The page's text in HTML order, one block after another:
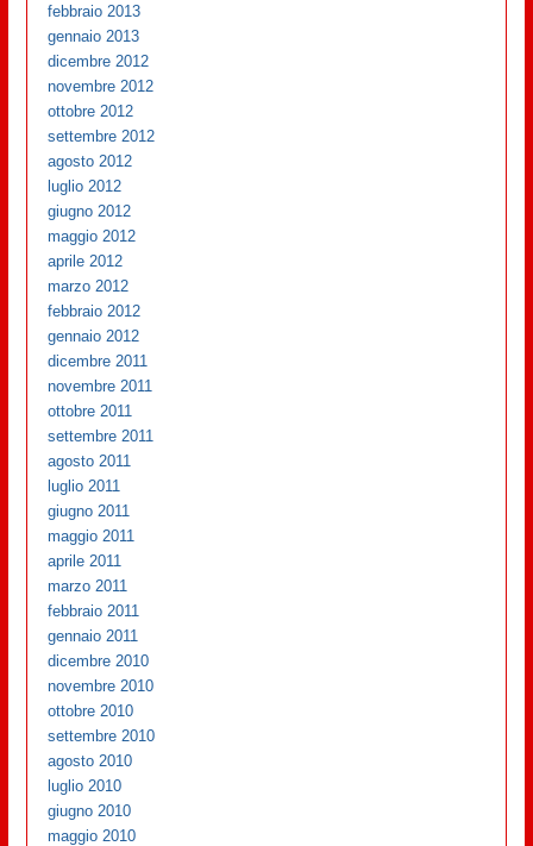
febbraio 2013
gennaio 2013
dicembre 2012
novembre 2012
ottobre 2012
settembre 2012
agosto 2012
luglio 2012
giugno 2012
maggio 2012
aprile 2012
marzo 2012
febbraio 2012
gennaio 2012
dicembre 2011
novembre 2011
ottobre 2011
settembre 2011
agosto 2011
luglio 2011
giugno 2011
maggio 2011
aprile 2011
marzo 2011
febbraio 2011
gennaio 2011
dicembre 2010
novembre 2010
ottobre 2010
settembre 2010
agosto 2010
luglio 2010
giugno 2010
maggio 2010